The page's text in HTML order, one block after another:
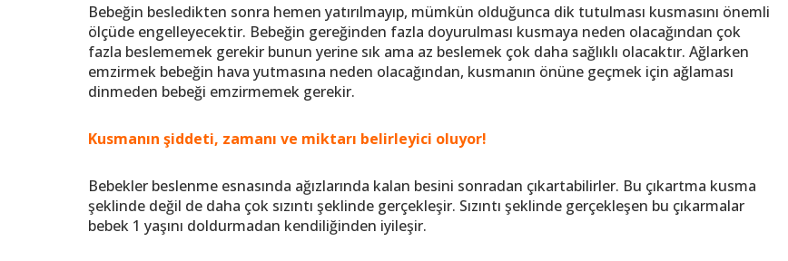
Bebeğin besledikten sonra hemen yatırılmayıp, mümkün olduğunca dik tutulması kusmasını önemli
ölçüde engelleyecektir. Bebeğin gereğinden fazla doyurulması kusmaya neden olacağından çok
fazla beslememek gerekir bunun yerine sık ama az beslemek çok daha sağlıklı olacaktır. Ağlarken
emzirmek bebeğin hava yutmasına neden olacağından, kusmanın önüne geçmek için ağlaması
dinmeden bebeği emzirmemek gerekir.
Kusmanın şiddeti, zamanı ve miktarı belirleyici oluyor!
Bebekler beslenme esnasında ağızlarında kalan besini sonradan çıkartabilirler. Bu çıkartma kusma
şeklinde değil de daha çok sızıntı şeklinde gerçekleşir. Sızıntı şeklinde gerçekleşen bu çıkarmalar
bebek 1 yaşını doldurmadan kendiliğinden iyileşir.